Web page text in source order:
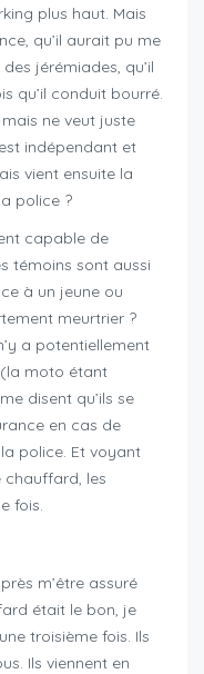
plus haut. Mais
qu’il aurait pu me
jérémiades, qu’il
qu’il conduit bourré.
ne veut juste
indépendant et
vient ensuite la
police ?
capable de
témoins sont aussi
à un jeune ou
meurtrier ?
a potentiellement
moto étant
disent qu’ils se
en cas de
police. Et voyant
chauffard, les
fois.
m’être assuré
était le bon, je
troisième fois. Ils
Ils viennent en